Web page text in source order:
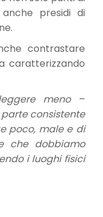
presidi di
contrastare
caratterizzando
meno–
consistente
poco, male e di
che dobbiamo
i luoghi fisici